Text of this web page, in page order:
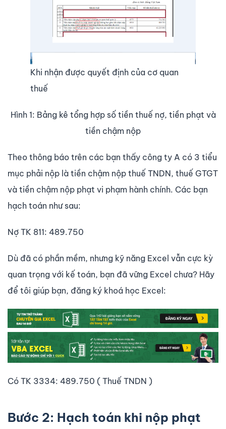
Khi nhận được quyết định của cơ quan
thuế
Hình 1: Bảng kê tổng hợp số tiền thuế nợ, tiền phạt và
tiền chậm nộp
Theo thông báo trên các bạn thấy công ty A có 3 tiểu
mục phải nộp là tiền chậm nộp thuế TNDN, thuế GTGT
và tiền chậm nộp phạt vi phạm hành chính. Các bạn
hạch toán như sau:
Nợ TK 811: 489.750
Dù đã có phần mềm, nhưng kỹ năng Excel vẫn cực kỳ
quan trọng với kế toán, bạn đã vững Excel chưa? Hãy
để tôi giúp bạn, đăng ký khoá học Excel:
Có TK 3334: 489.750 ( Thuế TNDN )
Bước 2: Hạch toán khi nộp phạt